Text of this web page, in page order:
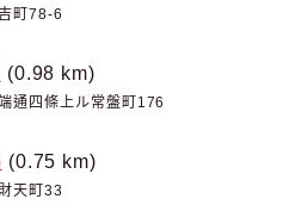
町78-6
(0.98 km)
通四條上ル常盤町176
(0.75 km)
天町33